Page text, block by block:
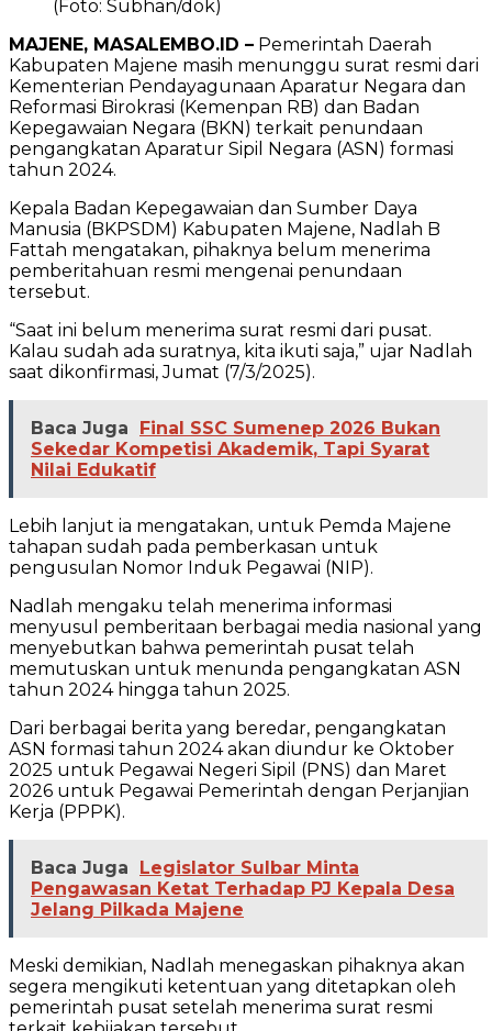
(Foto: Subhan/dok)
MAJENE, MASALEMBO.ID – Pemerintah Daerah
Kabupaten Majene masih menunggu surat resmi dari
Kementerian Pendayagunaan Aparatur Negara dan
Reformasi Birokrasi (Kemenpan RB) dan Badan
Kepegawaian Negara (BKN) terkait penundaan
pengangkatan Aparatur Sipil Negara (ASN) formasi
tahun 2024.
Kepala Badan Kepegawaian dan Sumber Daya
Manusia (BKPSDM) Kabupaten Majene, Nadlah B
Fattah mengatakan, pihaknya belum menerima
pemberitahuan resmi mengenai penundaan
tersebut.
“Saat ini belum menerima surat resmi dari pusat.
Kalau sudah ada suratnya, kita ikuti saja,” ujar Nadlah
saat dikonfirmasi, Jumat (7/3/2025).
Baca Juga
Final SSC Sumenep 2026 Bukan
Sekedar Kompetisi Akademik, Tapi Syarat
Nilai Edukatif
Lebih lanjut ia mengatakan, untuk Pemda Majene
tahapan sudah pada pemberkasan untuk
pengusulan Nomor Induk Pegawai (NIP).
Nadlah mengaku telah menerima informasi
menyusul pemberitaan berbagai media nasional yang
menyebutkan bahwa pemerintah pusat telah
memutuskan untuk menunda pengangkatan ASN
tahun 2024 hingga tahun 2025.
Dari berbagai berita yang beredar, pengangkatan
ASN formasi tahun 2024 akan diundur ke Oktober
2025 untuk Pegawai Negeri Sipil (PNS) dan Maret
2026 untuk Pegawai Pemerintah dengan Perjanjian
Kerja (PPPK).
Baca Juga
Legislator Sulbar Minta
Pengawasan Ketat Terhadap PJ Kepala Desa
Jelang Pilkada Majene
Meski demikian, Nadlah menegaskan pihaknya akan
segera mengikuti ketentuan yang ditetapkan oleh
pemerintah pusat setelah menerima surat resmi